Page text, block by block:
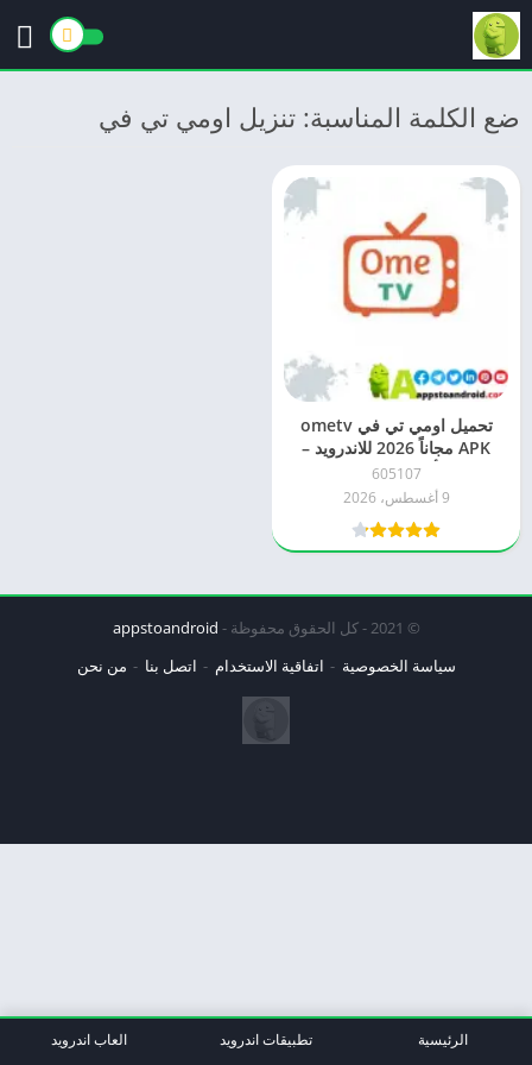
ضع الكلمة المناسبة: تنزيل اومي تي في
تحميل اومي تي في ometv
APK مجاناً 2026 للاندرويد –
أحدث إصدار
605107
9 أغسطس، 2026
© 2021 - كل الحقوق محفوظة -
appstoandroid
سياسة الخصوصية
اتفاقية الاستخدام اتصل بنا من نحن
الرئيسية تطبيقات اندرويد العاب اندرويد